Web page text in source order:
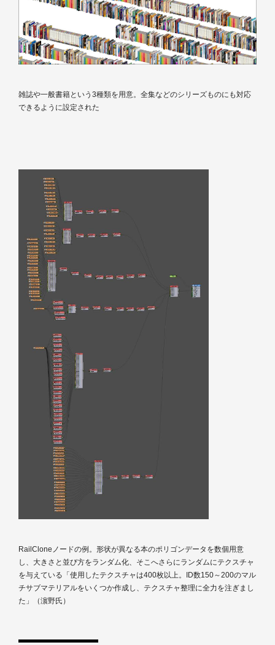
雑誌や一般書籍という3種類を用意。全集などのシリーズものにも対応
できるように設定された
RailCloneノードの例。形状が異なる本のポリゴンデータを数個用意
し、大きさと並び方をランダム化、そこへさらにランダムにテクスチャ
を与えている「使用したテクスチャは400枚以上。ID数150～200のマル
チサブマテリアルをいくつか作成し、テクスチャ整理に全力を注ぎまし
た」（濵野氏）